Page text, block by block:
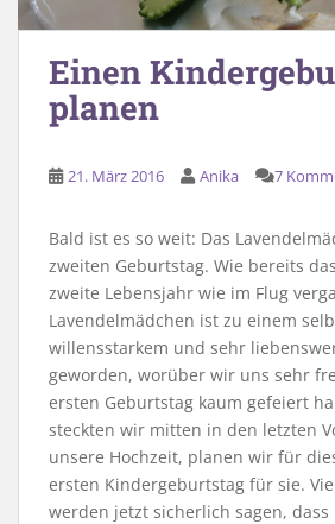
Einen
planen
21. März 2016 Anika 7
Bald ist es so weit: Das
zweiten Geburtstag. Wie bereits
zweite Lebensjahr wie im Flug
Lavendelmädchen ist zu einem
willensstarkem und sehr
geworden, worüber wir uns sehr
ersten Geburtstag kaum gefeiert
steckten wir mitten in den letzten
unsere Hochzeit, planen wir für
ersten Kindergeburtstag für sie.
werden jetzt sicherlich sagen,